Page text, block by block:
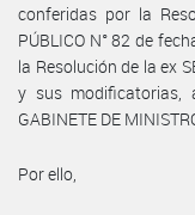
conferidas por la
PÚBLICO N° 82 de
la Resolución de la ex
y sus modificatorias,
GABINETE DE
Por ello,